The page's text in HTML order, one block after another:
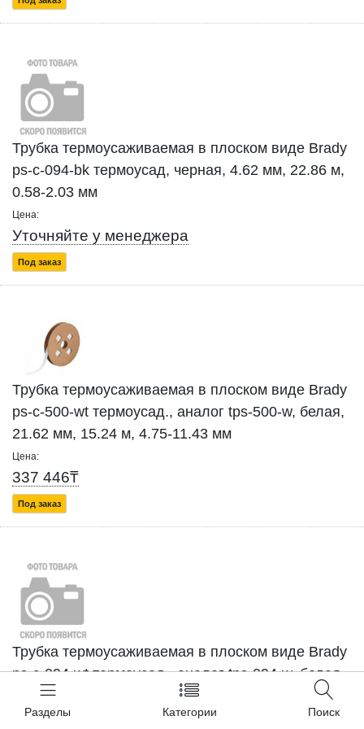
Разделы Категории Поиск
Трубка термоусаживаемая в плоском виде Brady
ps-c-094-bk термоусад, черная, 4.62 мм, 22.86 м,
0.58-2.03 мм
Цена:
Уточняйте у менеджера
Под заказ
Трубка термоусаживаемая в плоском виде Brady
ps-c-500-wt термоусад., аналог tps-500-w, белая,
21.62 мм, 15.24 м, 4.75-11.43 мм
Цена:
337 446₸
Под заказ
Трубка термоусаживаемая в плоском виде Brady
ps-c-094-wt термоусад., аналог tps-094-w, белая,
4.62 мм, 22.86 м, 0.58-2.03 мм
Цена: